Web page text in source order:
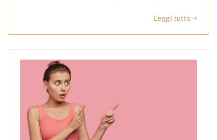
Leggi tutto